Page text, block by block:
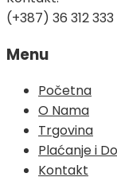
(+387) 36 312 333
Menu
Skip
content
Početna
O Nama
Trgovina
Plaćanje i
Kontakt